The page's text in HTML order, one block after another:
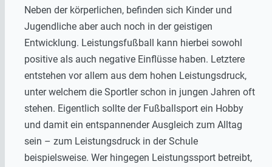
Neben der körperlichen, befinden sich Kinder und
Jugendliche aber auch noch in der geistigen
Entwicklung. Leistungsfußball kann hierbei sowohl
positive als auch negative Einflüsse haben. Letztere
entstehen vor allem aus dem hohen Leistungsdruck,
unter welchem die Sportler schon in jungen Jahren oft
stehen. Eigentlich sollte der Fußballsport ein Hobby
und damit ein entspannender Ausgleich zum Alltag
sein – zum Leistungsdruck in der Schule
beispielsweise. Wer hingegen Leistungssport betreibt,